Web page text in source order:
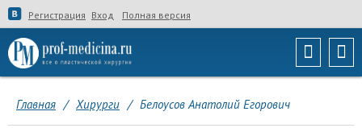
Регистрация Вход Полная версия
Главная / Хирурги / Белоусов Анатолий Егорович